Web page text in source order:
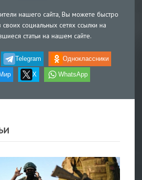
нашего сайта, Вы можете быстро
своих социальных сетях ссылки на
статьи на нашем сайте.
Telegram Одноклассники
X WhatsApp